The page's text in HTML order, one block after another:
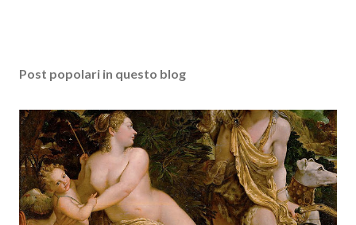
Post popolari in questo blog